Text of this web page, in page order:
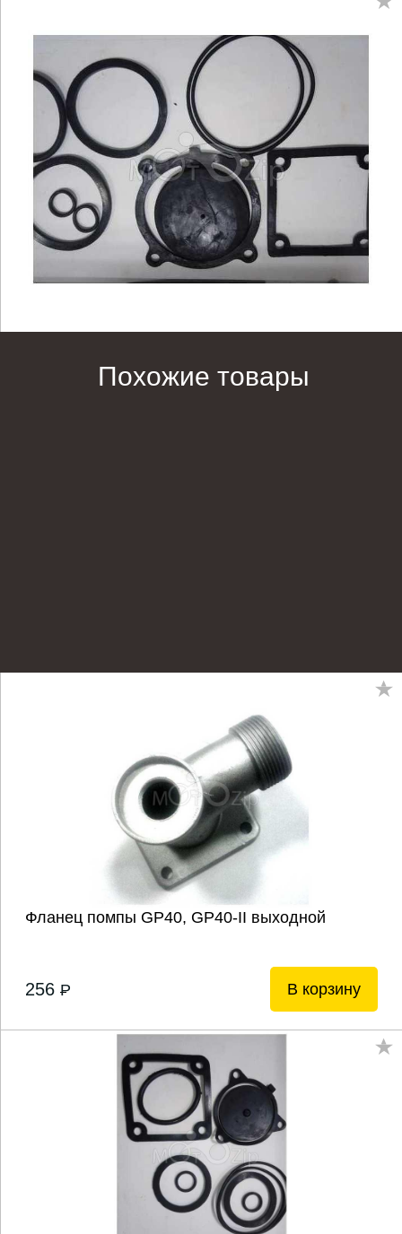
Похожие товары
Фланец помпы GP40, GP40-II выходной
256 P В корзину